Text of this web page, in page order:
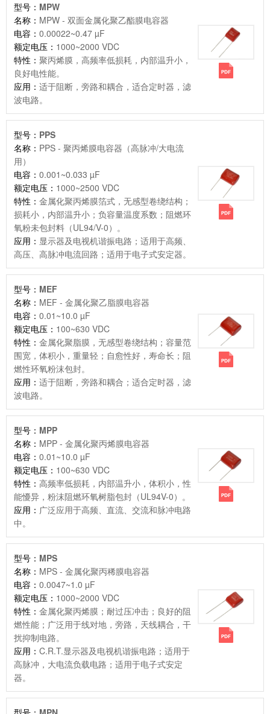
型号： MPW
名称： MPW - 双面金属化聚乙酯膜电容器
电容： 0.00022~0.47 µF
额定电压： 1000~2000 VDC
特性： 聚丙烯膜，高频率低损耗，内部温升小，
良好电性能。
应用： 适于阻断，旁路和耦合，适合定时器，滤
波电路。
型号： PPS
名称： PPS - 聚丙烯膜电容器（高脉冲/大电流
用）
电容： 0.001~0.033 µF
额定电压： 1000~2500 VDC
特性： 金属化聚丙烯膜箔式，无感型卷绕结构；
损耗小，内部温升小；负容量温度系数；阻燃环
氧粉未包封料（UL94/V-0）。
应用： 显示器及电视机谐振电路；适用于高频、
高压、高脉冲电流回路；适用于电子式安定器。
型号： MEF
名称： MEF - 金属化聚乙脂膜电容器
电容： 0.01~10.0 µF
额定电压： 100~630 VDC
特性： 金属化聚脂膜，无感型卷绕结构；容量范
围宽，体积小，重量轻；自愈性好，寿命长；阻
燃性环氧粉沫包封。
应用： 适于阻断，旁路和耦合；适合定时器，滤
波电路。
型号： MPP
名称： MPP - 金属化聚丙烯膜电容器
电容： 0.01~10.0 µF
额定电压： 100~630 VDC
特性： 高频率低损耗，内部温升小，体积小，性
能懮异，粉沫阻燃环氧树脂包封（UL94V-0）。
应用： 广泛应用于高频、直流、交流和脉冲电路
中。
型号： MPS
名称： MPS - 金属化聚丙稀膜电容器
电容： 0.0047~1.0 µF
额定电压： 1000~2000 VDC
特性： 金属化聚丙烯膜；耐过压冲击；良好的阻
燃性能；广泛用于线对地，旁路，天线耦合，干
扰抑制电路。
应用： C.R.T.显示器及电视机谐振电路；适用于
高脉冲，大电流负载电路；适用于电子式安定
器。